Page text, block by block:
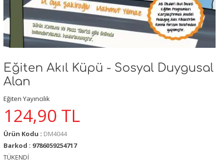
Eğiten Akıl Küpü - Sosyal Duygusal
Alan
Eğiten Yayıncılık
124,90 TL
Ürün Kodu : DM4044
Barkod : 9786059254717
TÜKENDİ